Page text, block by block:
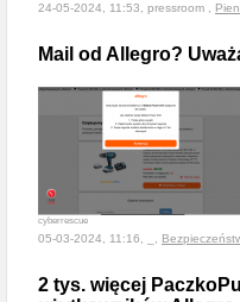
24-05-2024, 11:53, pressroom ,
Mail od Allegro?
cyberrescue
05-03-2024, 11:16, _,
2 tys. więcej